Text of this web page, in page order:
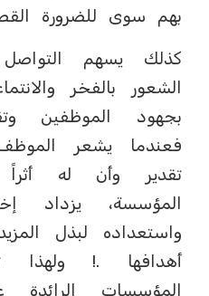
بهم سوى للضرورة
كذلك يسهم
الشعور بالفخر
بجهود الموظفين
فعندما يشعر
تقدير وأن له
المؤسسة، يزداد
واستعداده لبذل
أهدافها .!
المؤسسات الرائدة